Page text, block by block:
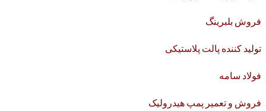
فروش بلبرینگ
تولید کننده پالت پلاستیکی
فولاد سامه
فروش و تعمیر پمپ هیدرولیک